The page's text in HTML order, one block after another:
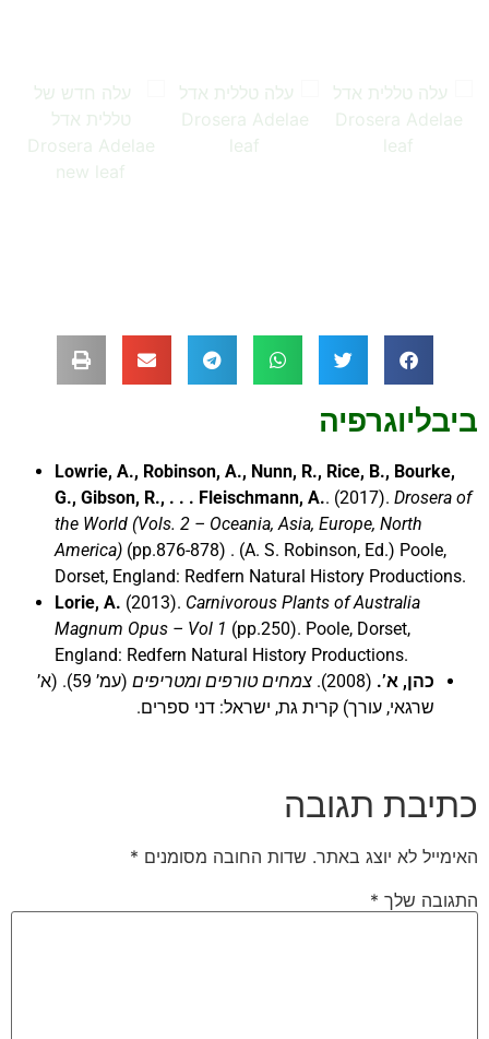
ביבליוגרפיה
Lowrie, A., Robinson, A., Nunn, R., Rice, B., Bourke,
G., Gibson, R., . . . Fleischmann, A.. (2017). Drosera of
the World (Vols. 2 – Oceania, Asia, Europe, North
America) (pp.876-878) . (A. S. Robinson, Ed.) Poole,
Dorset, England: Redfern Natural History Productions.
Lorie, A. (2013). Carnivorous Plants of Australia
Magnum Opus – Vol 1 (pp.250). Poole, Dorset,
England: Redfern Natural History Productions.
כהן, א’. (2008). צמחים טורפים ומטריפים
(עמ’ 59). (א’
שרגאי, עורך) קרית גת, ישראל: דני ספרים.
כתיבת תגובה
האימייל לא יוצג באתר. שדות החובה מסומנים *
התגובה שלך *